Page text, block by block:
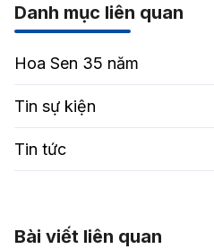
Danh mục liên quan
Hoa Sen 35 năm
Tin sự kiện
Tin tức
Bài viết liên quan